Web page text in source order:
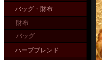
バッグ・財布
財布
バッグ
ハーブブレンド